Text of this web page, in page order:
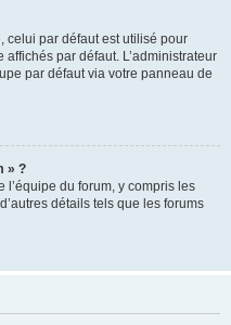
celui par défaut est utilisé pour
par défaut. L’administrateur
par défaut via votre panneau de
» ?
du forum, y compris les
détails tels que les forums